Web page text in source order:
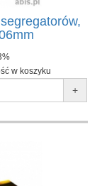
w koszyku
+